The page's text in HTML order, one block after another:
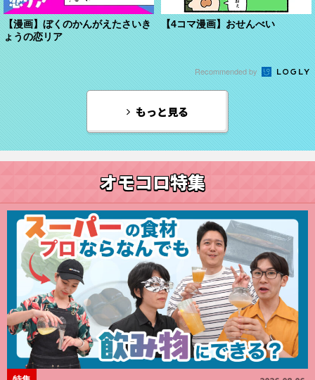
【漫画】ぼくのかんがえたさいき
ょうの恋リア
【4コマ漫画】おせんべい
Recommended by
もっと見る
オモコロ特集